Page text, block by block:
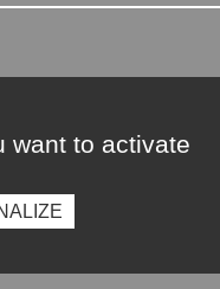
want to activate